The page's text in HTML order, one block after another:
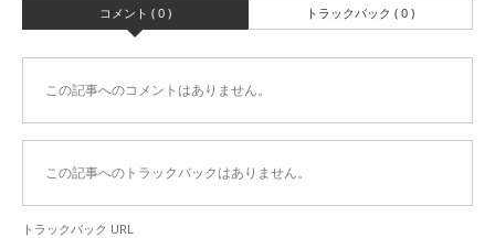
コメント ( 0 ) トラックバック ( 0 )
この記事へのコメントはありません。
この記事へのトラックバックはありません。
トラックバック URL